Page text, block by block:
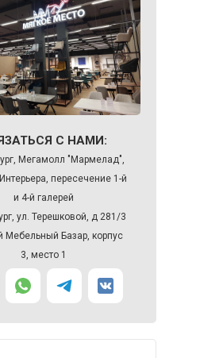
С НАМИ:
Мегамолл "Мармелад",
пересечение 1-й
и 4-й галерей
ул. Терешковой, д 281/3
Мебельный Базар, корпус
3, место 1